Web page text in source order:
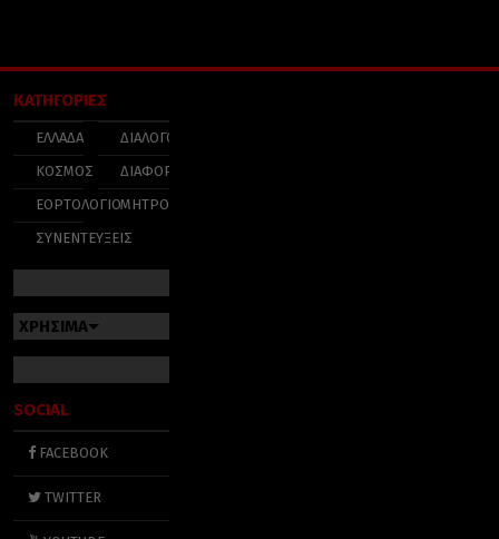
ΚΑΤΗΓΟΡΙΕΣ
ΕΛΛΑΔΑ
ΚΟΣΜΟΣ
ΕΟΡΤΟΛΟΓΙΟ
ΣΥΝΕΝΤΕΥΞΕΙΣ
ΔΙΑΛΟΓΟΣ
ΔΙΑΦΟΡΑ
ΜΗΤΡΟΠΟΛΕΙΣ
ΧΡΗΣΙΜΑ
SOCIAL
FACEBOOK
TWITTER